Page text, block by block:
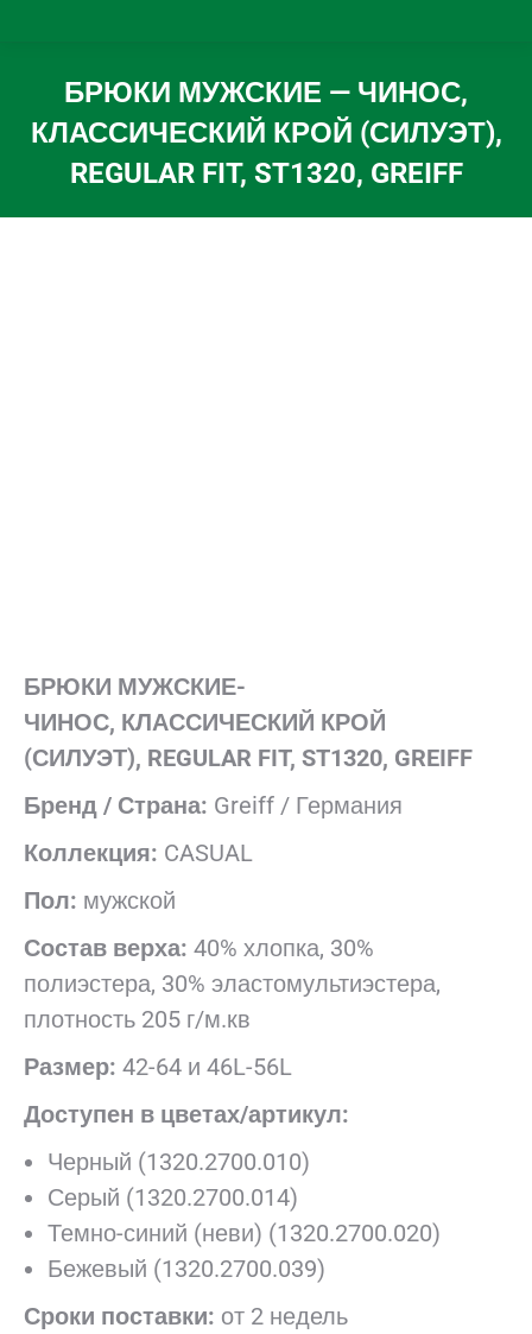
БРЮКИ МУЖСКИЕ — ЧИНОС,
КЛАССИЧЕСКИЙ КРОЙ (СИЛУЭТ),
REGULAR FIT, ST1320, GREIFF
Вы здесь:
БРЮКИ МУЖСКИЕ-
ЧИНОС, КЛАССИЧЕСКИЙ КРОЙ
(СИЛУЭТ), REGULAR FIT, ST1320, GREIFF
Бренд / Страна: Greiff / Германия
Коллекция: CASUAL
Пол: мужской
Состав верха: 40% хлопка, 30%
полиэстера, 30% эластомультиэстера,
плотность 205 г/м.кв
Размер: 42-64 и 46L-56L
Доступен в цветах/артикул:
Черный (1320.2700.010)
Серый (1320.2700.014)
Темно-синий (неви) (1320.2700.020)
Бежевый (1320.2700.039)
Сроки поставки: от 2 недель